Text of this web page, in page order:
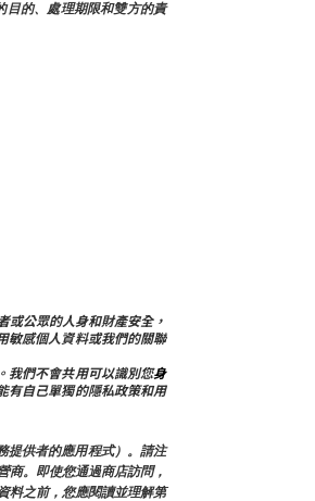
目的、處理期限和雙方的責
或公眾的人身和財產安全，
敏感個人資料或我們的關聯
我們不會共用可以識別您身
有自己單獨的隱私政策和用
提供者的應用程式）。請注
。即使您通過商店訪問，
料之前，您應閱讀並理解第